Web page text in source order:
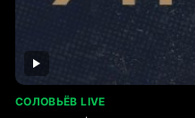
СОЛОВЬЁВ LIVE